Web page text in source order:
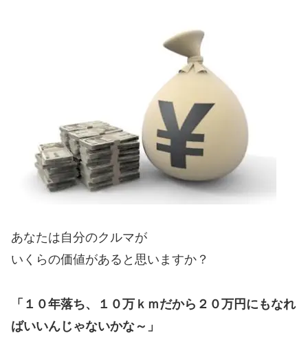
あなたは自分のクルマが
いくらの価値があると思いますか？
「１０年落ち、１０万ｋｍだから２０万円にもなれ
ばいいんじゃないかな～」